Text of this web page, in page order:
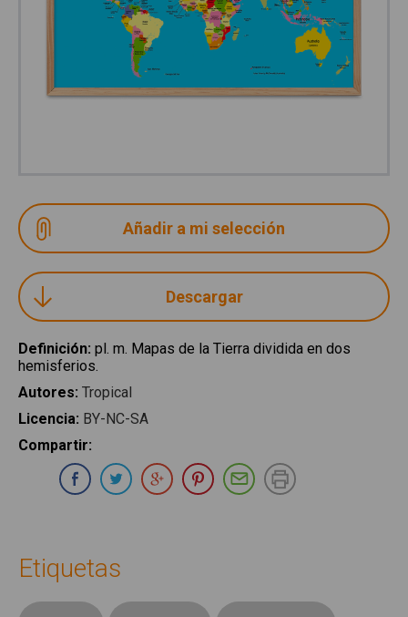
Descargar
Definición: pl. m. Mapas de la Tierra dividida en dos
hemisferios.
Autores: Tropical
Licencia: BY-NC-SA
Compartir:
Compartir en Whatsapp
Compartir en Facebook
Compartir en Twitter
Compartir en Google Plus
Compartir en Pinterest
Compartir por E-
Etiquetas